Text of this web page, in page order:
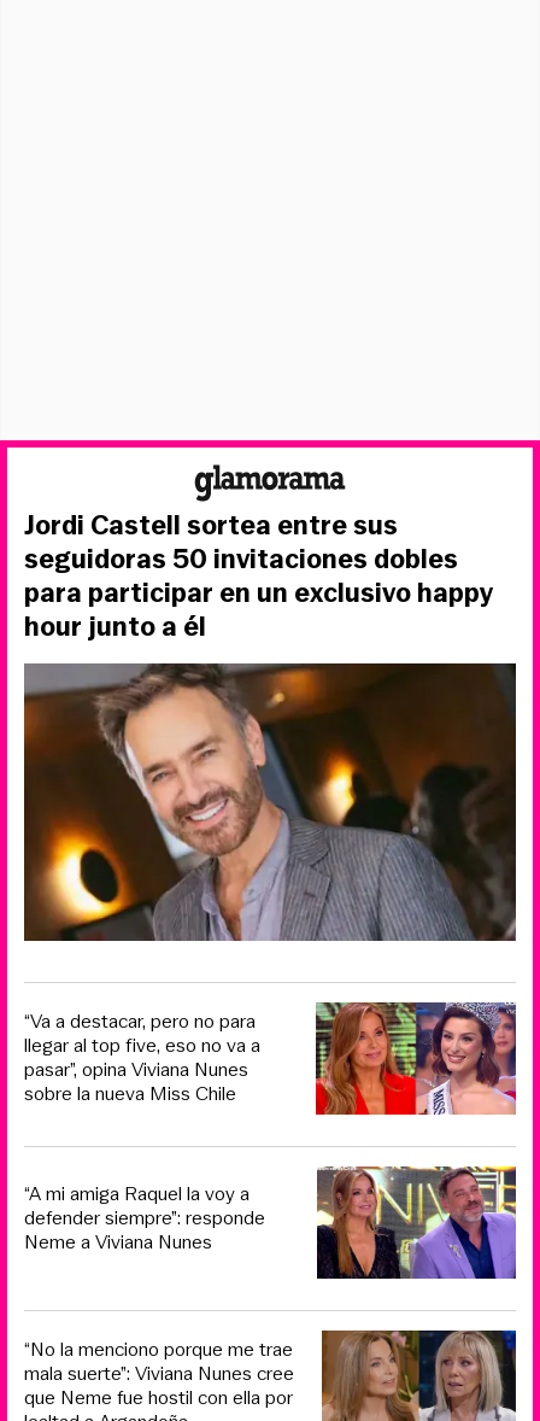
Jordi Castell sortea entre sus
seguidoras 50 invitaciones dobles
para participar en un exclusivo happy
hour junto a él
“Va a destacar, pero no para
llegar al top five, eso no va a
pasar”, opina Viviana Nunes
sobre la nueva Miss Chile
“A mi amiga Raquel la voy a
defender siempre”: responde
Neme a Viviana Nunes
“No la menciono porque me trae
mala suerte”: Viviana Nunes cree
que Neme fue hostil con ella por